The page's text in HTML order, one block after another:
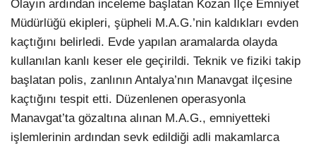
Olayın ardından inceleme başlatan Kozan İlçe Emniyet
Müdürlüğü ekipleri, şüpheli M.A.G.’nin kaldıkları evden
kaçtığını belirledi. Evde yapılan aramalarda olayda
kullanılan kanlı keser ele geçirildi. Teknik ve fiziki takip
başlatan polis, zanlının Antalya’nın Manavgat ilçesine
kaçtığını tespit etti. Düzenlenen operasyonla
Manavgat’ta gözaltına alınan M.A.G., emniyetteki
işlemlerinin ardından sevk edildiği adli makamlarca